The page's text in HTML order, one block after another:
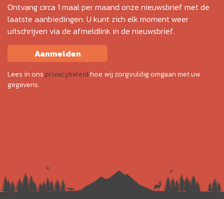
Ontvang circa 1 maal per maand onze nieuwsbrief met de
laatste aanbiedingen. U kunt zich elk moment weer
uitschrijven via de afmeldlink in de nieuwsbrief.
Aanmelden
Lees in onsprivacybeleidhoe wij zorgvuldig omgaan met uw
gegevens.